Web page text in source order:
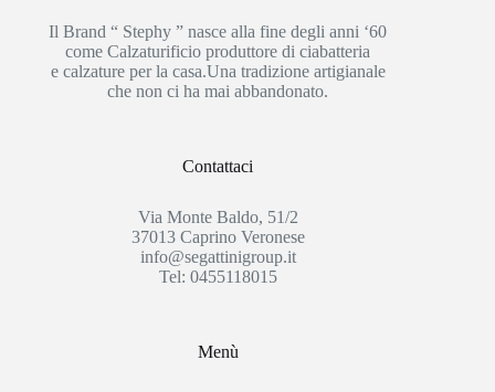
Il Brand “ Stephy ” nasce alla fine degli anni ‘60
come Calzaturificio produttore di ciabatteria
e calzature per la casa.Una tradizione artigianale
che non ci ha mai abbandonato.
Contattaci
Via Monte Baldo, 51/2
37013 Caprino Veronese
info@segattinigroup.it
Tel: 0455118015
Menù